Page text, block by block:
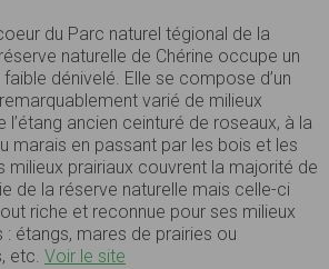
du Parc naturel tégional de la
naturelle de Chérine occupe un
dénivelé. Elle se compose d’un
varié de milieux
l’étang ancien ceinturé de roseaux, à la
marais en passant par les bois et les
milieux prairiaux couvrent la majorité de
de la réserve naturelle mais celle-ci
riche et reconnue pour ses milieux
: étangs, mares de prairies ou
etc. Voir le site